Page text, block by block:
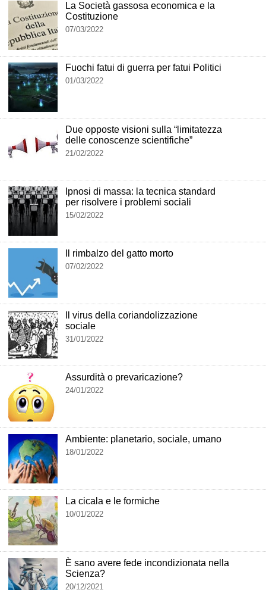
La Società gassosa economica e la
Costituzione
07/03/2022
Fuochi fatui di guerra per fatui Politici
01/03/2022
Due opposte visioni sulla “limitatezza
delle conoscenze scientifiche”
21/02/2022
Ipnosi di massa: la tecnica standard
per risolvere i problemi sociali
15/02/2022
Il rimbalzo del gatto morto
07/02/2022
Il virus della coriandolizzazione
sociale
31/01/2022
Assurdità o prevaricazione?
24/01/2022
Ambiente: planetario, sociale, umano
18/01/2022
La cicala e le formiche
10/01/2022
È sano avere fede incondizionata nella
Scienza?
20/12/2021